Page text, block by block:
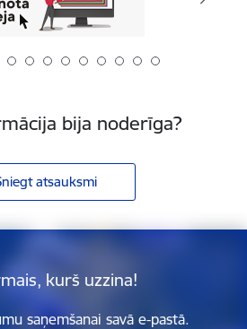
bija noderīga?
atsauksmi
kurš uzzina!
saņemšanai savā e-pastā.